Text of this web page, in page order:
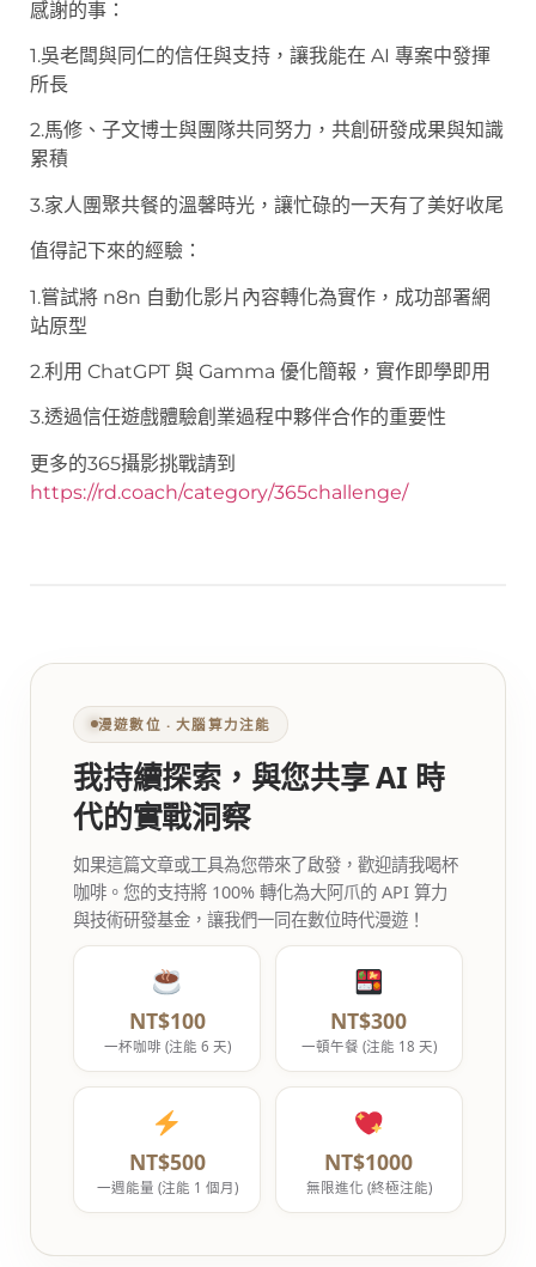
感謝的事：
1.吳老闆與同仁的信任與支持，讓我能在 AI 專案中發揮
所長
2.馬修、子文博士與團隊共同努力，共創研發成果與知識
累積
3.家人團聚共餐的溫馨時光，讓忙碌的一天有了美好收尾
值得記下來的經驗：
1.嘗試將 n8n 自動化影片內容轉化為實作，成功部署網
站原型
2.利用 ChatGPT 與 Gamma 優化簡報，實作即學即用
3.透過信任遊戲體驗創業過程中夥伴合作的重要性
更多的365攝影挑戰請到
https://rd.coach/category/365challenge/
漫遊數位 ‧ 大腦算力注能
我持續探索，與您共享 AI 時
代的實戰洞察
如果這篇文章或工具為您帶來了啟發，歡迎請我喝杯
咖啡。您的支持將 100% 轉化為大阿爪的 API 算力
與技術研發基金，讓我們一同在數位時代漫遊！
NT$100
一杯咖啡 (注能 6 天)
NT$300
一頓午餐 (注能 18 天)
NT$500
一週能量 (注能 1 個月)
NT$1000
無限進化 (終極注能)